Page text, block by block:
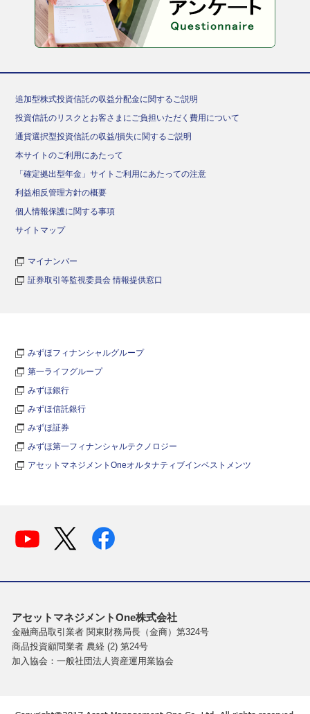
追加型株式投資信託の収益分配金に関するご説明
投資信託のリスクとお客さまにご負担いただく費用について
通貨選択型投資信託の収益/損失に関するご説明
本サイトのご利用にあたって
「確定拠出型年金」サイトご利用にあたっての注意
利益相反管理方針の概要
個人情報保護に関する事項
サイトマップ
マイナンバー
証券取引等監視委員会 情報提供窓口
みずほフィナンシャルグループ
第一ライフグループ
みずほ銀行
みずほ信託銀行
みずほ証券
みずほ第一フィナンシャルテクノロジー
アセットマネジメントOneオルタナティブインベストメンツ
アセットマネジメントOne株式会社
金融商品取引業者 関東財務局長（金商）第324号
商品投資顧問業者 農経 (2) 第24号
加入協会：一般社団法人資産運用業協会